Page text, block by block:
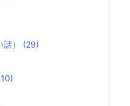
） (29)